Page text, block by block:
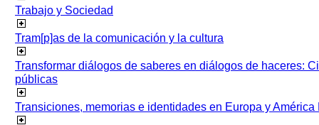
Trabajo y Sociedad
Tram[p]as de la comunicación y la cultura
Transformar diálogos de saberes en diálogos de haceres:
públicas
Transiciones, memorias e identidades en Europa y América